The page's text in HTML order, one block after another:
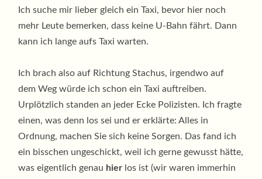
Ich suche mir lieber gleich ein Taxi, bevor hier noch
mehr Leute bemerken, dass keine U-Bahn fährt. Dann
kann ich lange aufs Taxi warten.
Ich brach also auf Richtung Stachus, irgendwo auf
dem Weg würde ich schon ein Taxi auftreiben.
Urplötzlich standen an jeder Ecke Polizisten. Ich fragte
einen, was denn los sei und er erklärte: Alles in
Ordnung, machen Sie sich keine Sorgen. Das fand ich
ein bisschen ungeschickt, weil ich gerne gewusst hätte,
was eigentlich genau hier los ist (wir waren immerhin